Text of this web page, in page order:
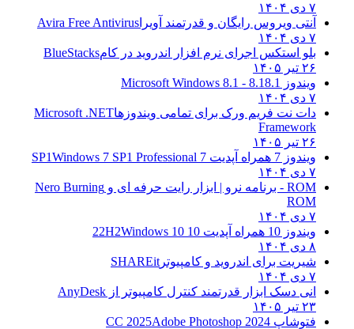
آنتی ویروس رایگان و قدرتمند آویراAvira Free Antivirus
بلو استکس اجرای نرم افزار اندروید در کامBlueStacks
ویندوز 8.18.1 - Microsoft Windows 8.1
دات نت فریم ورک برای تمامی ویندوزهاMicrosoft .NET
Framework
ویندوز 7 همراه آپدیت 7 SP1
Windows 7 SP1 Professional
ROM - برنامه نرو | ابزار رایت حرفه ای و
Nero Burning
ROM
ویندوز 10 همراه آپدیت 10 22H2
Windows 10
شیریت برای اندروید و کامپیوترSHAREit
انی دسک ابزار قدرتمند کنترل کامپیوتر ازAnyDesk
فتوشاپ CC 2025Adobe Photoshop 2024